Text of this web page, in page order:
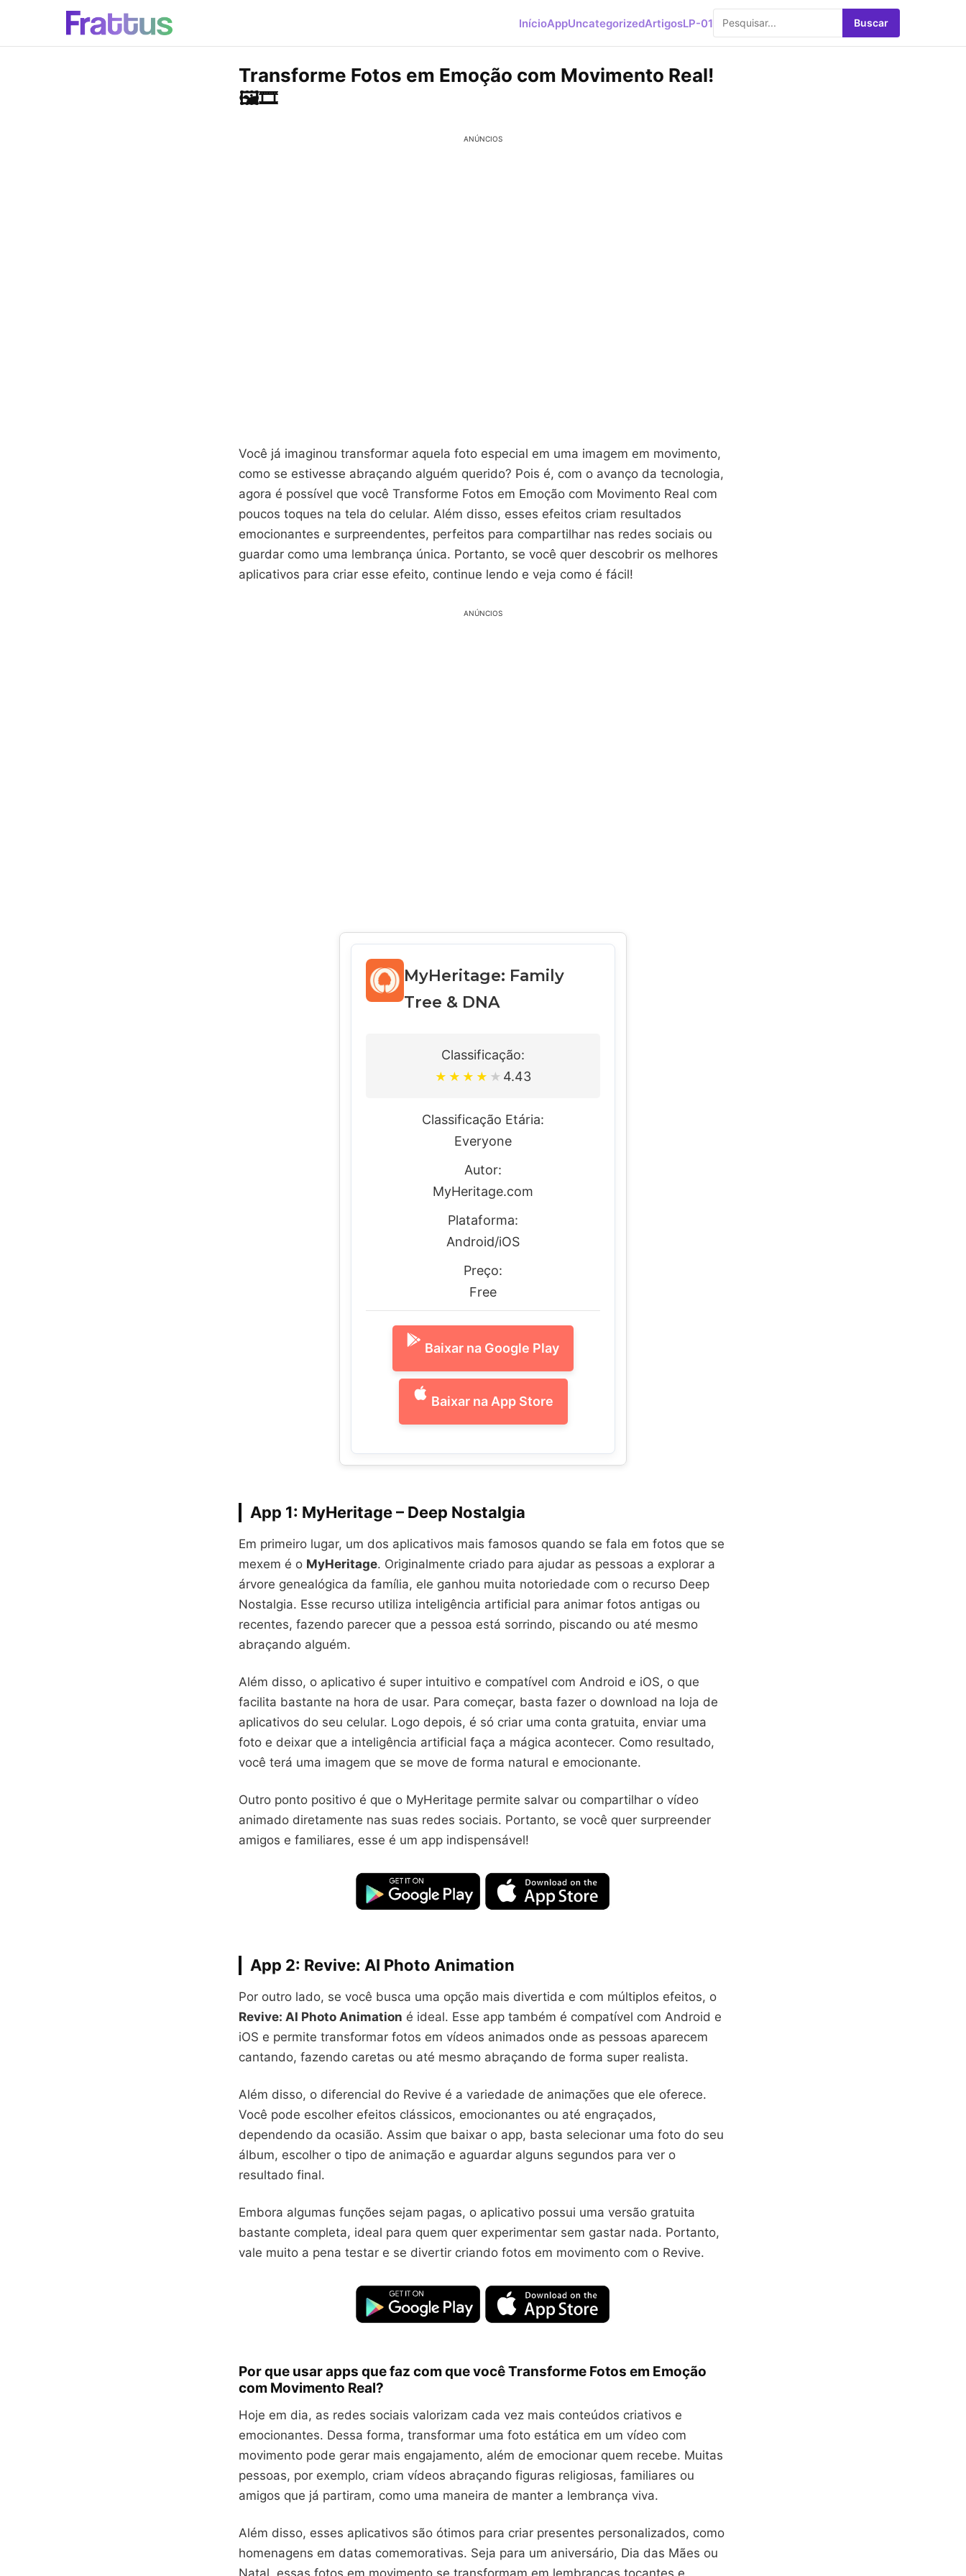
InícioAppUncategorizedArtigosLP-01 Buscar
Transforme Fotos em Emoção com Movimento Real!
🖼️🎞️
ANÚNCIOS
Você já imaginou transformar aquela foto especial em uma imagem em movimento,
como se estivesse abraçando alguém querido? Pois é, com o avanço da tecnologia,
agora é possível que você Transforme Fotos em Emoção com Movimento Real com
poucos toques na tela do celular. Além disso, esses efeitos criam resultados
emocionantes e surpreendentes, perfeitos para compartilhar nas redes sociais ou
guardar como uma lembrança única. Portanto, se você quer descobrir os melhores
aplicativos para criar esse efeito, continue lendo e veja como é fácil!
ANÚNCIOS
MyHeritage: Family
Tree & DNA
Classificação:
★ ★ ★ ★ ★ 4.43
Classificação Etária:
Everyone
Autor:
MyHeritage.com
Plataforma:
Android/iOS
Preço:
Free
Baixar na Google Play
Baixar na App Store
App 1: MyHeritage – Deep Nostalgia
Em primeiro lugar, um dos aplicativos mais famosos quando se fala em fotos que se
mexem é o MyHeritage. Originalmente criado para ajudar as pessoas a explorar a
árvore genealógica da família, ele ganhou muita notoriedade com o recurso Deep
Nostalgia. Esse recurso utiliza inteligência artificial para animar fotos antigas ou
recentes, fazendo parecer que a pessoa está sorrindo, piscando ou até mesmo
abraçando alguém.
Além disso, o aplicativo é super intuitivo e compatível com Android e iOS, o que
facilita bastante na hora de usar. Para começar, basta fazer o download na loja de
aplicativos do seu celular. Logo depois, é só criar uma conta gratuita, enviar uma
foto e deixar que a inteligência artificial faça a mágica acontecer. Como resultado,
você terá uma imagem que se move de forma natural e emocionante.
Outro ponto positivo é que o MyHeritage permite salvar ou compartilhar o vídeo
animado diretamente nas suas redes sociais. Portanto, se você quer surpreender
amigos e familiares, esse é um app indispensável!
App 2: Revive: AI Photo Animation
Por outro lado, se você busca uma opção mais divertida e com múltiplos efeitos, o
Revive: AI Photo Animation é ideal. Esse app também é compatível com Android e
iOS e permite transformar fotos em vídeos animados onde as pessoas aparecem
cantando, fazendo caretas ou até mesmo abraçando de forma super realista.
Além disso, o diferencial do Revive é a variedade de animações que ele oferece.
Você pode escolher efeitos clássicos, emocionantes ou até engraçados,
dependendo da ocasião. Assim que baixar o app, basta selecionar uma foto do seu
álbum, escolher o tipo de animação e aguardar alguns segundos para ver o
resultado final.
Embora algumas funções sejam pagas, o aplicativo possui uma versão gratuita
bastante completa, ideal para quem quer experimentar sem gastar nada. Portanto,
vale muito a pena testar e se divertir criando fotos em movimento com o Revive.
Por que usar apps que faz com que você Transforme Fotos em Emoção
com Movimento Real?
Hoje em dia, as redes sociais valorizam cada vez mais conteúdos criativos e
emocionantes. Dessa forma, transformar uma foto estática em um vídeo com
movimento pode gerar mais engajamento, além de emocionar quem recebe. Muitas
pessoas, por exemplo, criam vídeos abraçando figuras religiosas, familiares ou
amigos que já partiram, como uma maneira de manter a lembrança viva.
Além disso, esses aplicativos são ótimos para criar presentes personalizados, como
homenagens em datas comemorativas. Seja para um aniversário, Dia das Mães ou
Natal, essas fotos em movimento se transformam em lembranças tocantes e